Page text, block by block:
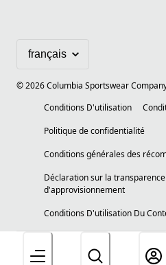
©2026Columbia Sportswear
Conditions D'utilisation
Politique de confidentialité
Conditions générales des
Déclaration sur la
d'approvisionnement
Conditions D'utilisation Du